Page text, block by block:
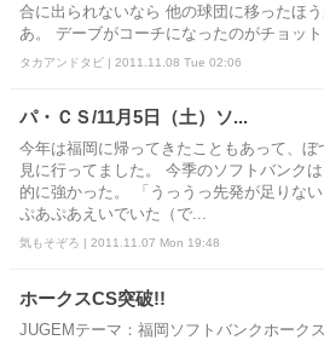
合に出られないなら 他の球団に移ったほ
あ。 デーブがコーチになったのがチョット
タカアンドタビ | 2011.11.08 Tue 02:06
パ・ＣＳ/11月5日（土）ソ...
今年は福岡に帰ってきたこともあって、ぼ
見に行ってました。 今季のソフトバンク
的に強かった。 「うっうっ先発が足りな
ぷあぷあえいでいた（で...
気もそぞろ | 2011.11.07 Mon 19:48
ホークスCS突破!!
JUGEMテーマ：福岡ソフトバンクホーク